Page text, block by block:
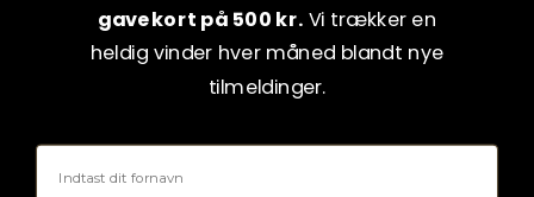
gavekort på 500 kr. Vi trækker en
heldig vinder hver måned blandt nye
tilmeldinger.
Fornavn